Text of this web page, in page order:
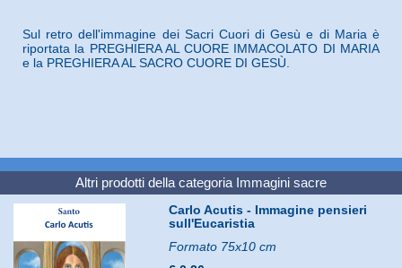
Sul retro dell'immagine dei Sacri Cuori di Gesù e di Maria è
riportata la PREGHIERA AL CUORE IMMACOLATO DI MARIA
e la PREGHIERA AL SACRO CUORE DI GESÙ.
Altri prodotti della categoria Immagini sacre
Carlo Acutis - Immagine pensieri
sull'Eucaristia
Formato 75x10 cm